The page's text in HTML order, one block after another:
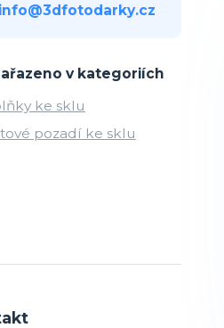
info@3dfotodarky.cz
v kategoriích
ke sklu
pozadí ke sklu